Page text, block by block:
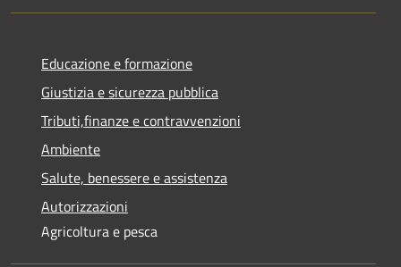
Educazione e formazione
Giustizia e sicurezza pubblica
Tributi,finanze e contravvenzioni
Ambiente
Salute, benessere e assistenza
Autorizzazioni
Agricoltura e pesca